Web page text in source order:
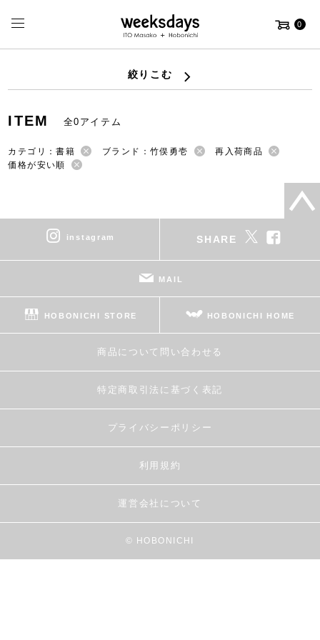
0
絞りこむ
ITEM 全0アイテム
カテゴリ：書籍 ブランド：竹俣勇壱
再入荷商品
価格が安い順
instagram SHARE
MAIL
HOBONICHI STORE HOBONICHI HOME
商品について問い合わせる
特定商取引法に基づく表記
プライバシーポリシー
利用規約
運営会社について
© HOBONICHI